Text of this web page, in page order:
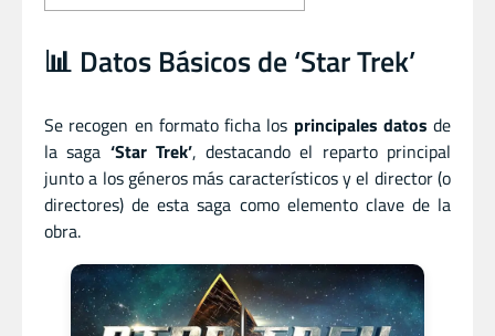
📊 Datos Básicos de ‘Star Trek’
Se recogen en formato ficha los principales datos de
la saga ‘Star Trek’, destacando el reparto principal
junto a los géneros más característicos y el director (o
directores) de esta saga como elemento clave de la
obra.